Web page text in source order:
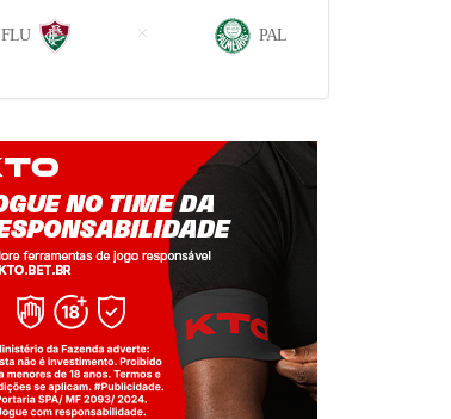
FLU PAL